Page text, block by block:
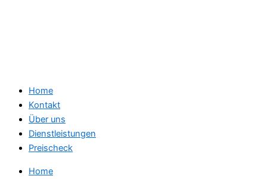
Home
Kontakt
Über uns
Dienstleistungen
Preischeck
Home